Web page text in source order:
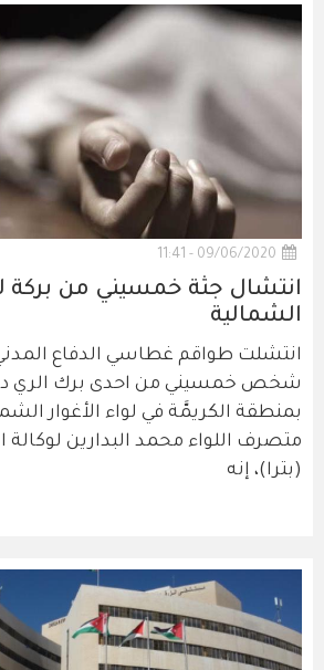
09/06/2020 - 11:41
انتشال جثة خمسيني من بركة
الشمالية
انتشلت طواقم غطاسي الدفاع المدني،
شخص خمسيني من احدى برك الري
بمنطقة الكريمَّة في لواء الأغوار
متصرف اللواء محمد البدارين لوكالة
(بترا)، إنه